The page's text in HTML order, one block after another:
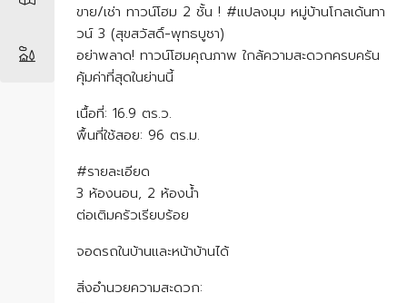
ขาย/เช่า ทาวน์โฮม 2 ชั้น ! #แปลงมุม หมู่บ้านโกลเด้นทา
วน์ 3 (สุขสวัสดิ์-พุทธบูชา)
อย่าพลาด! ทาวน์โฮมคุณภาพ ใกล้ความสะดวกครบครัน
คุ้มค่าที่สุดในย่านนี้
เนื้อที่: 16.9 ตร.ว.
พื้นที่ใช้สอย: 96 ตร.ม.
#รายละเอียด
3 ห้องนอน, 2 ห้องน้ำ
ต่อเติมครัวเรียบร้อย
จอดรถในบ้านและหน้าบ้านได้
สิ่งอำนวยความสะดวก: